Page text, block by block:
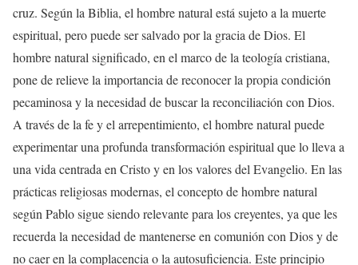
cruz. Según la Biblia, el hombre natural está sujeto a la muerte
espiritual, pero puede ser salvado por la gracia de Dios. El
hombre natural significado, en el marco de la teología cristiana,
pone de relieve la importancia de reconocer la propia condición
pecaminosa y la necesidad de buscar la reconciliación con Dios.
A través de la fe y el arrepentimiento, el hombre natural puede
experimentar una profunda transformación espiritual que lo lleva a
una vida centrada en Cristo y en los valores del Evangelio. En las
prácticas religiosas modernas, el concepto de hombre natural
según Pablo sigue siendo relevante para los creyentes, ya que les
recuerda la necesidad de mantenerse en comunión con Dios y de
no caer en la complacencia o la autosuficiencia. Este principio